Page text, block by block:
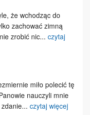
że wchodząc do
zachować zimną
zrobić nic... czytaj
miło polecić tę
nauczyli mnie
... czytaj więcej